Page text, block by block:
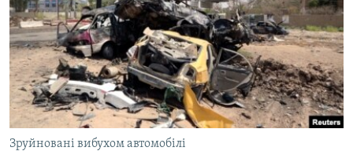
УКРАЇНА
СВІТ
СХЕМИ
КИТАЙ.ВИКЛИКИ
МУЛЬТИМЕДІА
ФОТО
СПЕЦПРОЄКТИ
Зруйновані вибухом автомобілі